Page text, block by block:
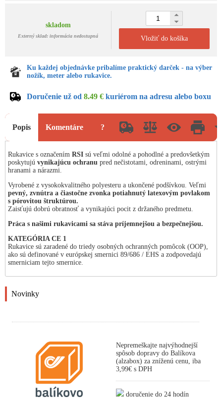
skladom
Externý sklad: informácia nedostupná Vložiť do košíka
Ku každej objednávke pribalíme praktický darček - na výber
nožík, meter alebo rukavice.
Doručenie už od 8.49 € kuriérom na adresu alebo boxu
Popis Komentáre ?
Rukavice s označením RSI sú veľmi odolné a pohodlné a predovšetkým
poskytujú vynikajúcu ochranu pred nečistotami, odreninami, ostrými
hranami a nárazmi.
Vyrobené z vysokokvalitného polyesteru a ukončené podšívkou. Veľmi
pevný, zvnútra a čiastočne zvonka potiahnutý latexovým povlakom
s pórovitou štruktúrou.
Zaisťujú dobrú obratnosť a vynikajúci pocit z držaného predmetu.
Práca s našimi rukavicami sa stáva príjemnejšou a bezpečnejšou.
KATEGÓRIA CE 1
Rukavice sú zaradené do triedy osobných ochranných pomôcok (OOP),
ako sú definované v európskej smernici 89/686 / EHS a zodpovedajú
smerniciam tejto smernice.
Novinky
Nepremeškajte najvýhodnejší
spôsob dopravy do Balíkova
(alzabox) za zníženú cenu, iba
3,99€ s DPH
doručenie do 24 hodín